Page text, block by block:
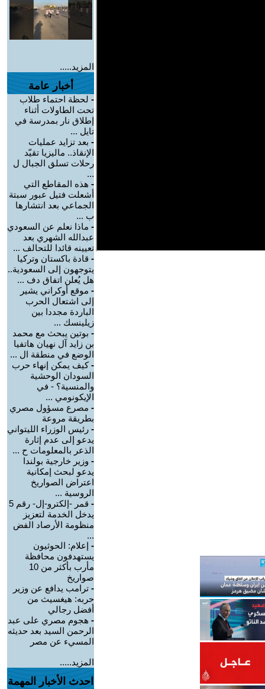
المزيد.....
أخبار عامة
- لحظة احتماء طلاب
تحت الطاولات أثناء
إطلاق نار بمدرسة في
تايل ...
- بعد تزايد عمليات
الإنقاذ.. ماليزيا تقيّد
رحلات تسلق الجبال ل
...
- هذه المقاطع التي
أشعلت فتيل عبور سبتة
الجماعي بعد انتشارها
ب ...
- ماذا نعلم عن السعودي
عبدالله الشهري بعد
تعيينه قائدا للتحالف ...
- قادة باكستان وتركيا
يتوجهون إلى السعودية..
هل يُعلن اتفاق دف ...
- موقع أوكراني يشير
إلى اشتعال الحرب
الباردة مجددا بين
زيلينسك ...
- بوتين يبحث مع محمد
بن زايد آل نهيان هاتفيا
الوضع في منطقة ال ...
-كيف يمكن إنهاء حرب
السودان الوحشية
والمنسية؟ - في
الإيكونومي ...
- مصرع مسؤول مصري
بطريقة مروعة
- رئيس الوزراء الليتواني
يدعو إلى عدم إثارة
الذعر بالمعلومات ح ...
- وزير خارجية بولندا
يدعو لبحث إمكانية
اعتراض الصواريخ
الروسية ...
-
قمر -إلكترو-إل- رقم 5
يدخل الخدمة لتعزيز
منظومة الأرصاد الفض
...
- إعلام: الحوثيون
يستهدفون محافظة
مأرب بأكثر من 10
صواريخ
- ترامب يدافع عن وزير
حربه: هيغسيث من
أفضل رجالي
- هجوم مصري على عبد
الرحمن السيد بعد حديثه
المسيء عن مصر
المزيد.....
احدث الأخبار المهمة